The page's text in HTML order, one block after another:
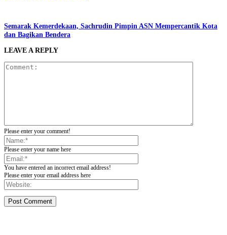
Semarak Kemerdekaan, Sachrudin Pimpin ASN Mempercantik Kota
dan Bagikan Bendera
LEAVE A REPLY
Please enter your comment!
Please enter your name here
You have entered an incorrect email address!
Please enter your email address here